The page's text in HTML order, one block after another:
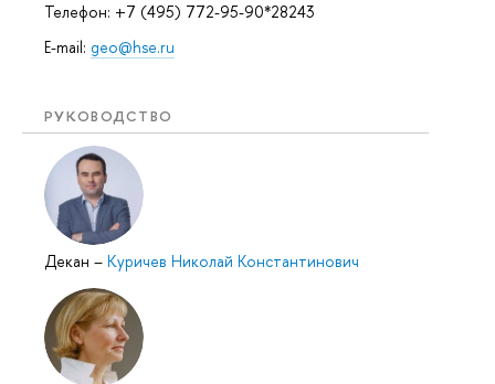
Телефон: +7 (495) 772-95-90*28243
E-mail: geo@hse.ru
РУКОВОДСТВО
Декан – Куричев Николай Константинович